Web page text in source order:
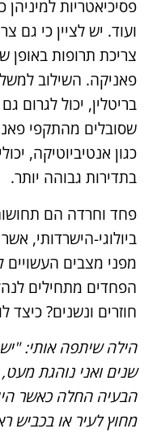
פסיכיאטריות למיניהן
ועוד. יש לציין כי גם
צריכת תרופות באופן
פאניקה. השילוב
בריטלין, יכול לגרום
שסובלים מהתקפי
כגון אנטיביוטיקה,
בתדירות גבוהה יותר.
פחד וחרדה הם
ביולוגי-הישרדותי,
מפני מצבים
הפחדים מתחילים
חוזרים ונשנים?
הילה שיתפה אותי:
שנים ואני נוהגת
הבעיה החלה כאשר
מחוץ לעיר או בכביש